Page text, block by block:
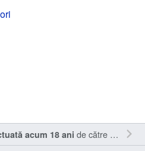
acum 18 ani de către Magda